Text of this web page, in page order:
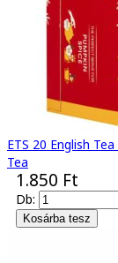
ETS 20 English
Tea
1.850 Ft
Db: